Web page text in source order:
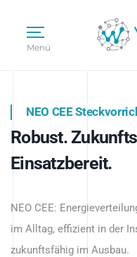
Menü
NEO CEE
Robust.
Einsatzbereit.
NEO CEE:
im Alltag, effizient in der
zukunftsfähig im Ausbau.
Intelligenz trifft
Anwendungen – robust,
zukunftsfähig.